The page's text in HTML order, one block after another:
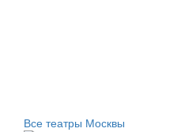
Все театры Москвы